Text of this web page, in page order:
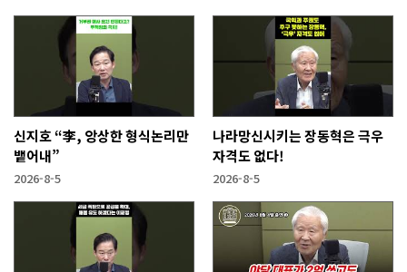
신지호 “李, 앙상한 형식논리만
뱉어내”
2026-8-5
나라망신시키는 장동혁은 극우
자격도 없다!
2026-8-5